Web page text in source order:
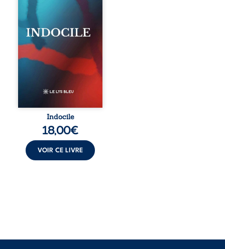
friction. Entre les
silences qu’on ne
déchiffre pas, les
amours qu’on
dérange, les corps
qu’on administre
et les liens qu’on
sabote, cet
ouvrage parle à
vivent trop fort,
trop vrai, trop tôt.
traversée. Une
langue nue. Une
insurrection
calme. Une
déclaration
d’existence pour ...
Indocile
18,00€
VOIR CE LIVRE